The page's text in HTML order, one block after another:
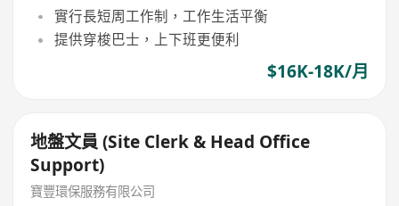
實行長短周工作制，工作生活平衡
提供穿梭巴士，上下班更便利
$16K-18K/月
地盤文員 (Site Clerk & Head Office
Support)
寶豐環保服務有限公司